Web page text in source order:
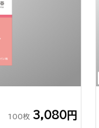
100枚 3,080円